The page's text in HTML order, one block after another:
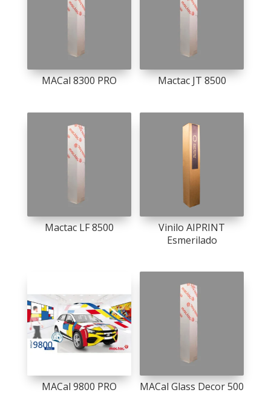
MACal 8300 PRO Mactac JT 8500
Mactac LF 8500
Vinilo AIPRINT
Esmerilado
MACal 9800 PRO MACal Glass Decor 500